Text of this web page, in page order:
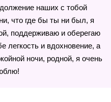
наших с тобой
что где бы ты ни был, я
поддерживаю и оберегаю
легкость и вдохновение, а
ночи, родной, я очень